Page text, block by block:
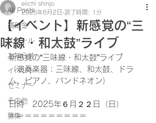
All Posts
補助金
スクール
お知らせ
イベント
セミナー
その他
募集
【イベント】新感覚の“三
味線・和太鼓”ライブ
eiichi shinjo
2025年6月2日 読了時間: 1分
新感覚の“三味線・和太鼓”ライブ
（演奏楽器：三味線、和太鼓、ドラ
ム、ピアノ、バンドネオン）
日時　2025年６月２２日（日）
＝＝＝＝＝＝＝＝＝＝